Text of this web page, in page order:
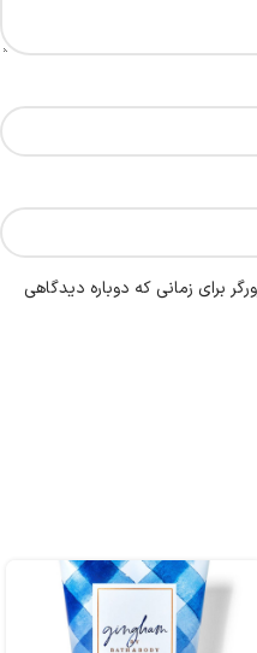
برای زمانی که دوباره دیدگاهی